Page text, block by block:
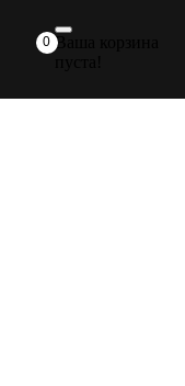
0 Ваша корзина